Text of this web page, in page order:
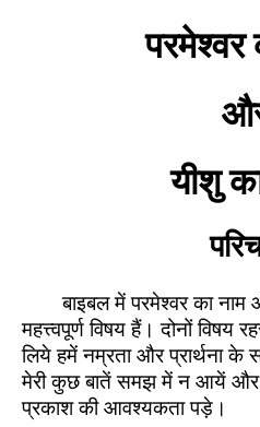
परमेश्वर
यीशु
बाइबल में परमेश्वर का नाम
महत्त्वपूर्ण विषय हैं। दोनों
लिये हमें नम्रता और प्रार्थना के
मेरी कुछ बातें समझ में न आयें और
प्रकाश की आवश्यकता पड़े।